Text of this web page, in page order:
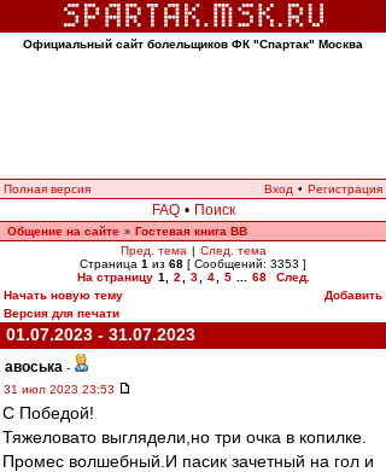
Официальный сайт болельщиков ФК "Спартак" Москва
Полная версия Вход • Регистрация
FAQ • Поиск
Общение на сайте » Гостевая книга ВВ
Пред. тема | След. тема
Страница 1 из 68 [ Сообщений: 3353 ]
На страницу 1 2 3 4 5 68
След.
Начать новую тему
Добавить
Версия для печати
01.07.2023 - 31.07.2023
авоська -
31 июл 2023 23:53
С Победой!
Тяжеловато выглядели,но три очка в копилке.
Промес волшебный.И пасик зачетный на гол и